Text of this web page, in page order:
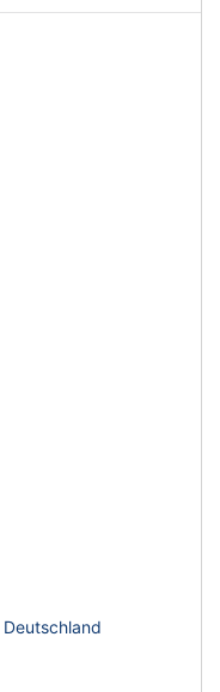
Deutschland